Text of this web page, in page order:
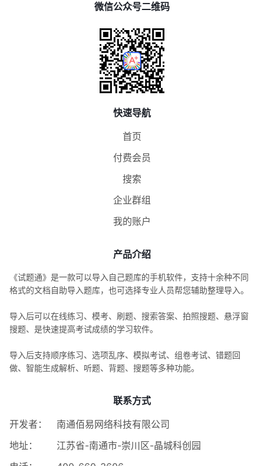
微信公众号二维码
快速导航
首页
付费会员
搜索
企业群组
我的账户
产品介绍
《试题通》是一款可以导入自己题库的手机软件，支持十余种不同
格式的文档自助导入题库，也可选择专业人员帮您辅助整理导入。
导入后可以在线练习、模考、刷题、搜索答案、拍照搜题、悬浮窗
搜题、是快速提高考试成绩的学习软件。
导入后支持顺序练习、选项乱序、模拟考试、组卷考试、错题回
做、智能生成解析、听题、背题、搜题等多种功能。
联系方式
开发者：
南通佰易网络科技有限公司
地址：
江苏省-南通市-崇川区-晶城科创园